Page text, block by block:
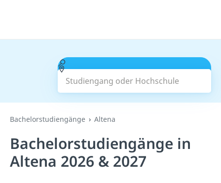
Studiengang oder Hochschule
Suchen
Bachelorstudiengänge Altena
Bachelorstudiengänge in
Altena 2026 & 2027